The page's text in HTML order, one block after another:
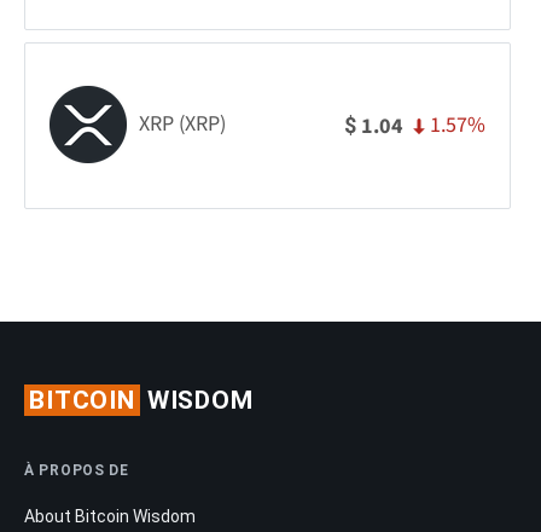
XRP (XRP) $ 1.04 1.57%
BITCOIN WISDOM
À PROPOS DE
About Bitcoin Wisdom